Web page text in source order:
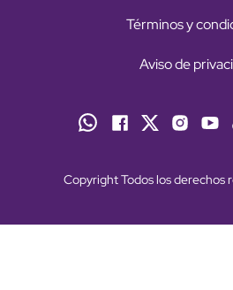
Términos y
Aviso de
Copyright Todos los derechos